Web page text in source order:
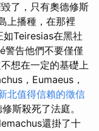
了，只有奧德修斯
上播種，在那裡
如Teiresias在黑社
警告他們不要僅僅
想在一定的基礎上
，Eumaeus，
北值得信賴的徵信
斯殺死了法庭。
還掛了十